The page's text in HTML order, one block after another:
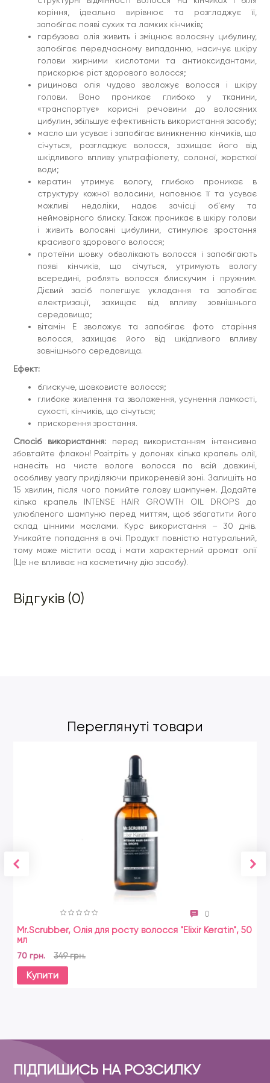
коріння, ідеально вирівнює та розгладжує її,
запобігає появі сухих та ламких кінчиків;
гарбузова олія живить і зміцнює волосяну цибулину,
запобігає передчасному випаданню, насичує шкіру
голови жирними кислотами та антиоксидантами,
прискорює ріст здорового волосся;
рицинова олія чудово зволожує волосся і шкіру
голови. Воно проникає глибоко у тканини,
«транспортує» корисні речовини до волосяних
цибулин, збільшує ефективність використання засобу;
масло ши усуває і запобігає виникненню кінчиків, що
січуться, розгладжує волосся, захищає його від
шкідливого впливу ультрафіолету, солоної, жорсткої
води;
кератин утримує вологу, глибоко проникає в
структуру кожної волосини, наповнює її та усуває
можливі недоліки, надає зачісці об'єму та
неймовірного блиску. Також проникає в шкіру голови
і живить волосяні цибулини, стимулює зростання
красивого здорового волосся;
протеїни шовку обволікають волосся і запобігають
появі кінчиків, що січуться, утримують вологу
всередині, роблять волосся блискучим і пружним.
Дієвий засіб полегшує укладання та запобігає
електризації, захищає від впливу зовнішнього
середовища;
вітамін Е зволожує та запобігає фото старіння
волосся, захищає його від шкідливого впливу
зовнішнього середовища.
Ефект:
блискуче, шовковисте волосся;
глибоке живлення та зволоження, усунення ламкості,
сухості, кінчиків, що січуться;
прискорення зростання.
Спосіб використання:перед використанням інтенсивно
збовтайте флакон! Розітріть у долонях кілька крапель олії,
нанесіть на чисте вологе волосся по всій довжині,
особливу увагу приділяючи прикореневій зоні. Залишіть на
15 хвилин, після чого помийте голову шампунем. Додайте
кілька крапель INTENSE HAIR GROWTH OIL DROPS до
улюбленого шампуню перед миттям, щоб збагатити його
склад цінними маслами. Курс використання – 30 днів.
Уникайте попадання в очі. Продукт повністю натуральний,
тому може містити осад і мати характерний аромат олії
(Це не впливає на косметичну дію засобу).
Відгуків (0)
Переглянуті товари
0
Mr.Scrubber, Олія для росту волосся "Elixir Keratin", 50
мл
70 грн. 349 грн.
Купити
ПІДПИШИСЬ НА РОЗСИЛКУ